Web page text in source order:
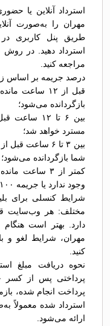
استرداد آنلاین یا
مهران را به‌صورت
طریق پنل کاربری
استرداد دهید. در
مراجعه کنید.
درصد جریمه بر اساس
بازگردانده می‌شود؛
مسترد خواهد شد؛
شما بازگردانده می‌شود؛
کمتر از ۳
وجود ندارد یا جریمه ۱۰۰٪ اعمال می‌شود.
شرایط کنسلی برای
مختلف: هر وب‌سایت
دارد. بهتر است هنگام
مهران، شرایط لغو
کنید.
نحوه دریافت مبلغ
پرداختی پس از کسر
پرداخت انجام شده،
استرداد شده معمولاً
ارائه می‌شود.